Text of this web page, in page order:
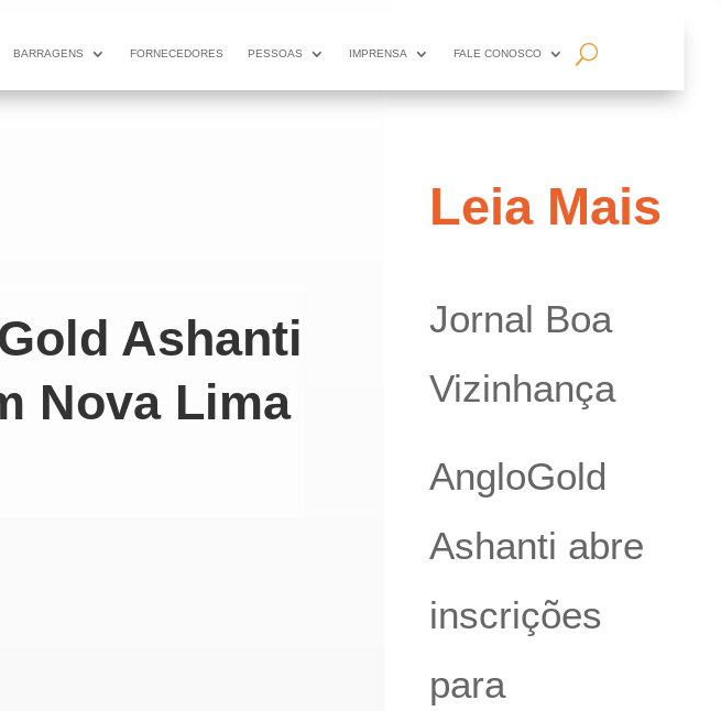
BARRAGENS FORNECEDORES PESSOAS IMPRENSA FALE CONOSCO
Ashanti
Nova Lima
Leia Mais
Jornal Boa
Vizinhança
AngloGold
Ashanti abre
inscrições
para